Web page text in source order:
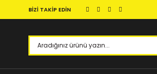
BİZİ TAKİP EDİN